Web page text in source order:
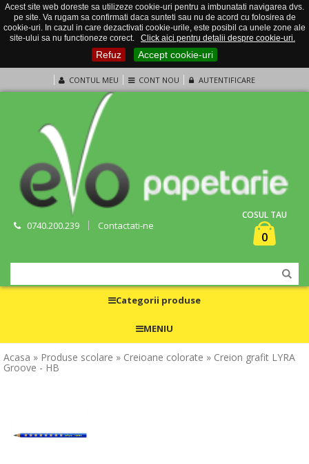
Acest site web doreste sa utilizeze cookie-uri pentru a imbunatati navigarea dvs.
pe site. Va rugam sa confirmati daca sunteti sau nu de acord cu folosirea de
cookie-uri. In cazul in care dezactivati cookie-urile, este posibil ca unele zone ale
site-ului sa nu functioneze corect.
Click aici pentru detalii despre cookie-uri.
Refuz Accept cookie-uri
CONTUL MEU CONT NOU AUTENTIFICARE
0740.200.239 Contactati-ne
COSUL TAU
0
Categorii produse
MENIU
Acasa » Produse scolare » Creioane colorate » Creion grafit LYRA
Groove - HB